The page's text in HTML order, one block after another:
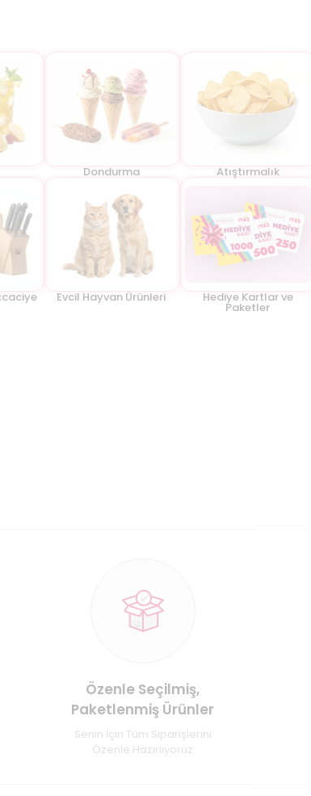
Dondurma Atıştırmalık
Evcil Hayvan Ürünleri Hediye Kartlar ve
Paketler
Özenle Seçilmiş,
Paketlenmiş Ürünler
Senin İçin Tüm Siparişlerini
Özenle Hazırlıyoruz